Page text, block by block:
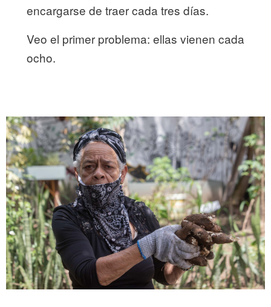
encargarse de traer cada tres días.
Veo el primer problema: ellas vienen cada
ocho.